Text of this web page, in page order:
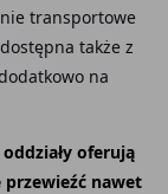
transportowe
także z
na
oferują
przewieźć nawet